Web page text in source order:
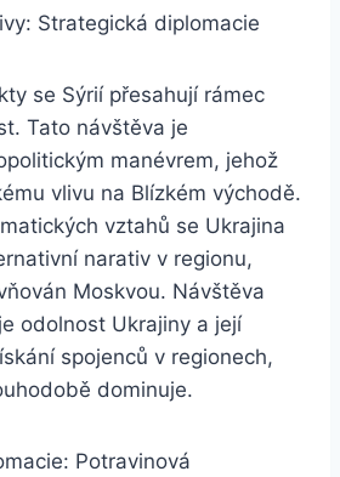
Strategická diplomacie
se Sýrií přesahují rámec
Tato návštěva je
manévrem, jehož
vlivu na Blízkém východě.
vztahů se Ukrajina
narativ v regionu,
Moskvou. Návštěva
odolnost Ukrajiny a její
spojenců v regionech,
dominuje.
Potravinová